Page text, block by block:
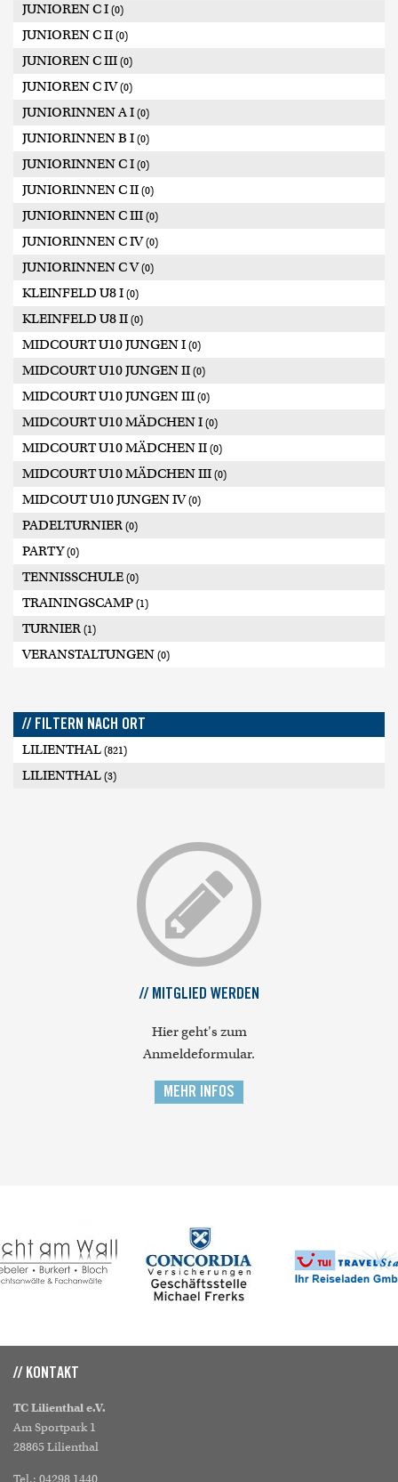
JUNIOREN C I (0)
JUNIOREN C II (0)
JUNIOREN C III (0)
JUNIOREN C IV(0)
JUNIORINNEN A I (0)
JUNIORINNEN B I (0)
JUNIORINNEN C I (0)
JUNIORINNEN C II (0)
JUNIORINNEN C III (0)
JUNIORINNEN C IV(0)
JUNIORINNEN C V(0)
KLEINFELD U8 I (0)
KLEINFELD U8 II (0)
MIDCOURT U10 JUNGEN I (0)
MIDCOURT U10 JUNGEN II (0)
MIDCOURT U10 JUNGEN III (0)
MIDCOURT U10 MÄDCHEN I (0)
MIDCOURT U10 MÄDCHEN II (0)
MIDCOURT U10 MÄDCHEN III (0)
MIDCOUT U10 JUNGEN IV(0)
PADELTURNIER (0)
PARTY(0)
TENNISSCHULE (0)
TRAININGSCAMP (1)
TURNIER (1)
VERANSTALTUNGEN (0)
// FILTERN NACH ORT
LILIENTHAL (821)
LILIENTHAL (3)
// MITGLIED WERDEN
Hier geht's zum
Anmeldeformular.
MEHR INFOS
// KONTAKT
TC Lilienthal e.V.
Am Sportpark 1
28865 Lilienthal